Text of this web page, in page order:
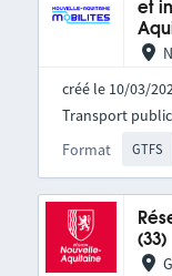
et
créé le 10/03/
Format GTFS
Transport
(33)